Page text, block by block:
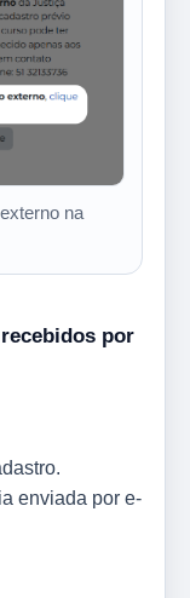
na
por
enviada por e-